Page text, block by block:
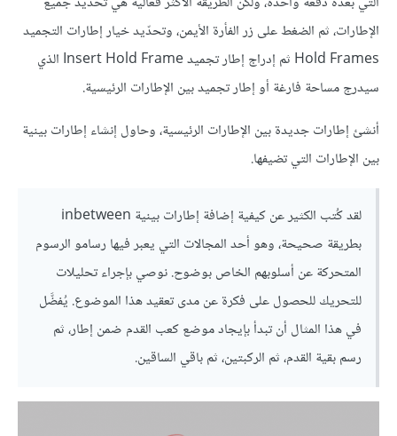
الإطارات، ثم الضغط على زر الفأرة الأيمن، وتحدّيد خيار إطارات التجميد
Hold Frames ثم إدراج إطار تجميد Insert Hold Frame الذي
سيدرج مساحة فارغة أو إطار تجميد بين الإطارات الرئيسية.
أنشئ إطارات جديدة بين الإطارات الرئيسية، وحاول إنشاء إطارات بينية
بين الإطارات التي تضيفها.
لقد كُتب الكثير عن كيفية إضافة إطارات بينية inbetween
بطريقة صحيحة، وهو أحد المجالات التي يعبر فيها رسامو الرسوم
المتحركة عن أسلوبهم الخاص بوضوح. نوصي بإجراء تحليلات
للتحريك للحصول على فكرة عن مدى تعقيد هذا الموضوع. يُفضَّل
في هذا المثال أن تبدأ بإيجاد موضع كعب القدم ضمن إطار، ثم
رسم بقية القدم، ثم الركبتين، ثم باقي الساقين.